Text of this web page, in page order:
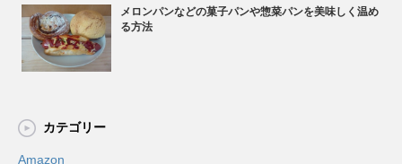
メロンパンなどの菓子パンや惣菜パンを美味しく温め
る方法
カテゴリー
Amazon